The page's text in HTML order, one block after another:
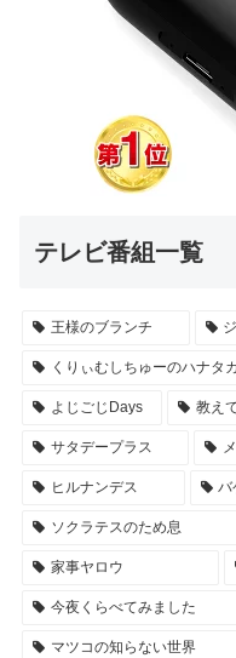
テレビ番組一覧
王様のブランチ
くりぃむしちゅーのハナタ
よじごじDays 教え
サタデープラス
ヒルナンデス バ
ソクラテスのため息
家事ヤロウ
今夜くらべてみました
マツコの知らない世界